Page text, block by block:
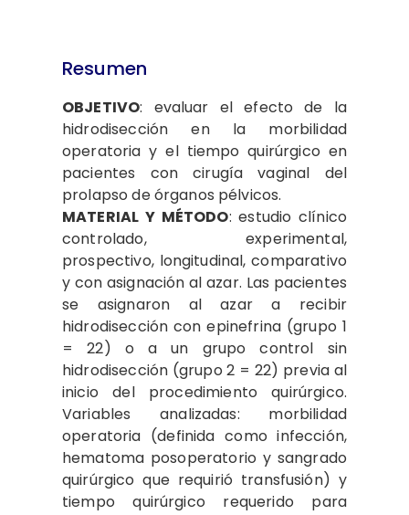
Resumen
OBJETIVO: evaluar el efecto de la
hidrodisección en la morbilidad
operatoria y el tiempo quirúrgico en
pacientes con cirugía vaginal del
prolapso de órganos pélvicos.
MATERIAL Y MÉTODO: estudio clínico
controlado, experimental,
prospectivo, longitudinal, comparativo
y con asignación al azar. Las pacientes
se asignaron al azar a recibir
hidrodisección con epinefrina (grupo 1
= 22) o a un grupo control sin
hidrodisección (grupo 2 = 22) previa al
inicio del procedimiento quirúrgico.
Variables analizadas: morbilidad
operatoria (definida como infección,
hematoma posoperatorio y sangrado
quirúrgico que requirió transfusión) y
tiempo quirúrgico requerido para